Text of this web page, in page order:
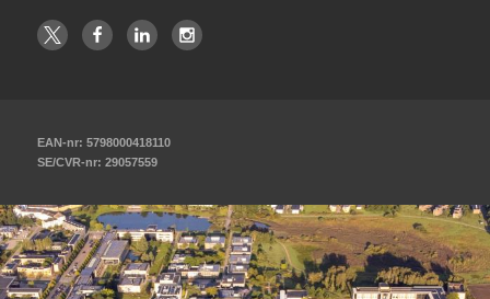
EAN-nr: 5798000418110
SE/CVR-nr: 29057559